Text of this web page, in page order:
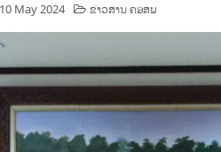
10 May 2024 ຂ່າວສານ ຄອສພ